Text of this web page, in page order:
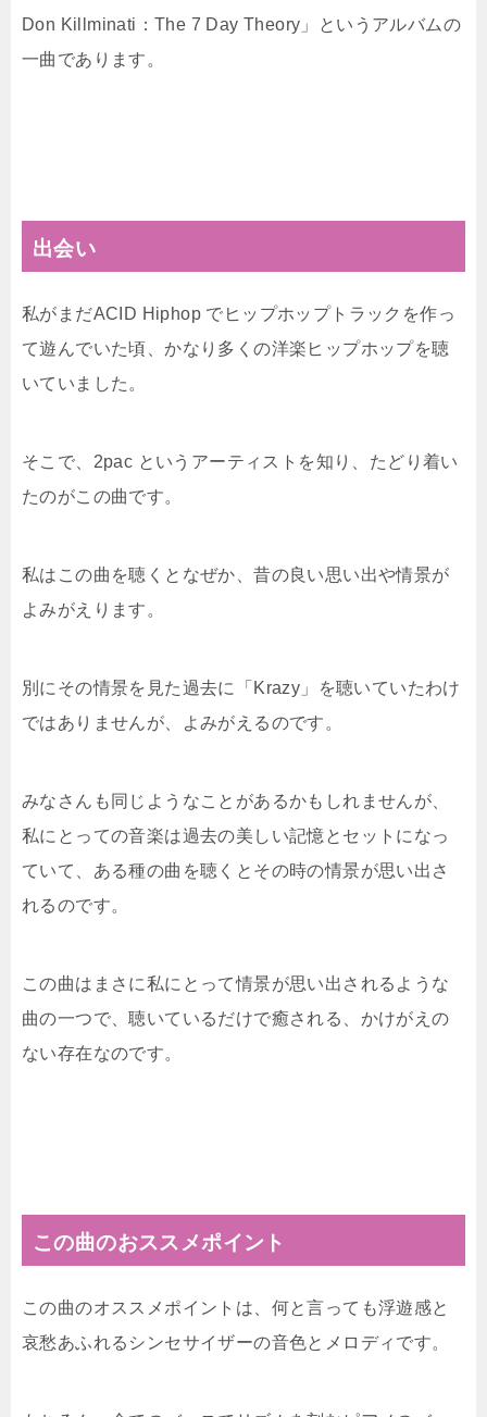
Don Killminati：The 7 Day Theory」というアルバムの
一曲であります。
出会い
私がまだACID Hiphop でヒップホップトラックを作っ
て遊んでいた頃、かなり多くの洋楽ヒップホップを聴
いていました。
そこで、2pac というアーティストを知り、たどり着い
たのがこの曲です。
私はこの曲を聴くとなぜか、昔の良い思い出や情景が
よみがえります。
別にその情景を見た過去に「Krazy」を聴いていたわけ
ではありませんが、よみがえるのです。
みなさんも同じようなことがあるかもしれませんが、
私にとっての音楽は過去の美しい記憶とセットになっ
ていて、ある種の曲を聴くとその時の情景が思い出さ
れるのです。
この曲はまさに私にとって情景が思い出されるような
曲の一つで、聴いているだけで癒される、かけがえの
ない存在なのです。
この曲のおススメポイント
この曲のオススメポイントは、何と言っても浮遊感と
哀愁あふれるシンセサイザーの音色とメロディです。